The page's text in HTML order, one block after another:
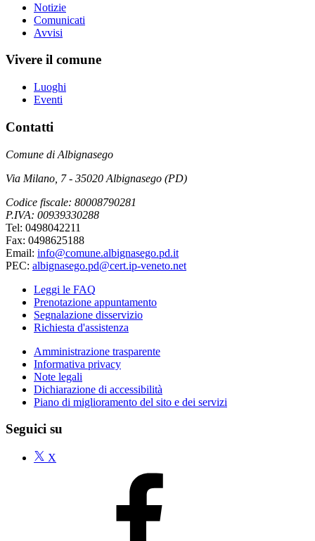
Notizie
Comunicati
Avvisi
Vivere il comune
Luoghi
Eventi
Contatti
Comune di Albignasego
Via Milano, 7 - 35020 Albignasego (PD)
Codice fiscale: 80008790281
P.IVA: 00939330288
Tel: 0498042211
Fax: 0498625188
Email: info@comune.albignasego.pd.it
PEC: albignasego.pd@cert.ip-veneto.net
Leggi le FAQ
Prenotazione appuntamento
Segnalazione disservizio
Richiesta d'assistenza
Amministrazione trasparente
Informativa privacy
Note legali
Dichiarazione di accessibilità
Piano di miglioramento del sito e dei servizi
Seguici su
X